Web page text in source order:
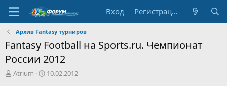
Вход Регистрация
Архив Fantasy турниров
Fantasy Football на Sports.ru. Чемпионат
России 2012
А
Atrium
Д
10.02.2012